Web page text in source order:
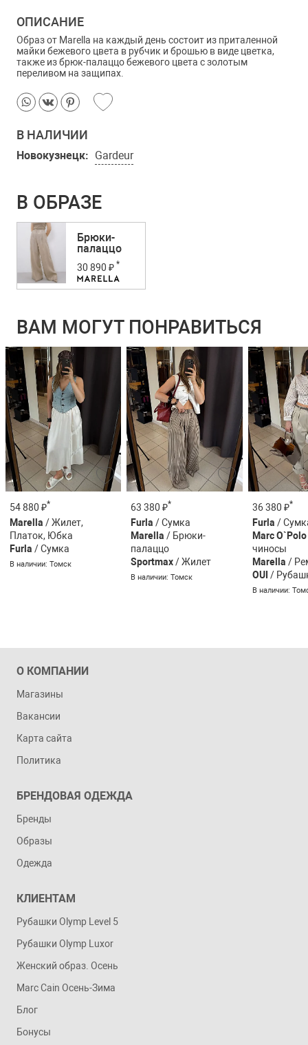
ОПИСАНИЕ
Образ от Marella на каждый день состоит из приталенной
майки бежевого цвета в рубчик и брошью в виде цветка,
также из брюк-палаццо бежевого цвета с золотым
переливом на защипах.
В НАЛИЧИИ
Новокузнецк: Gardeur
В ОБРАЗЕ
Брюки-
палаццо
30 890 ₽ *
ВАМ МОГУТ ПОНРАВИТЬСЯ
54 880 ₽*
Marella / Жилет,
Платок, Юбка
Furla / Сумка
В наличии: Томск
63 380 ₽*
Furla / Сумка
Marella / Брюки-
палаццо
Sportmax/ Жилет
В наличии: Томск
36 380 ₽*
Furla /
Marc O`Polo
чиносы
Marella /
OUI /
В наличии:
О КОМПАНИИ
Магазины
Вакансии
Карта сайта
Политика
БРЕНДОВАЯ ОДЕЖДА
Бренды
Образы
Одежда
КЛИЕНТАМ
Рубашки Olymp Level 5
Рубашки Olymp Luxor
Женский образ. Осень
Marc Cain Осень-Зима
Блог
Бонусы